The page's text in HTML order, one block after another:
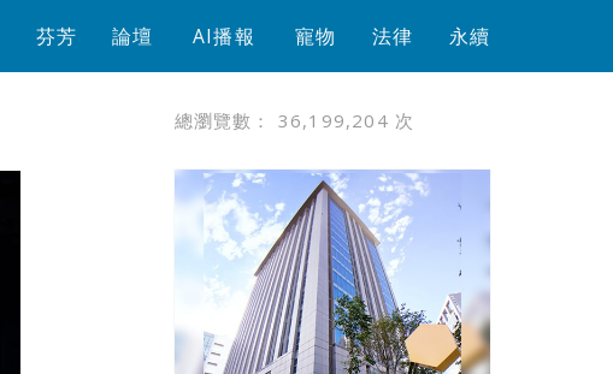
芬芳 論壇 AI播報 寵物 法律 永續
總瀏覽數： 36,199,204 次